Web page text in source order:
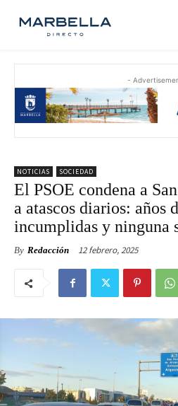
-
NOTICIAS SOCIEDAD
El PSOE condena a
a atascos diarios: años
incumplidas y ninguna
By Redacción 12 febrero, 2025